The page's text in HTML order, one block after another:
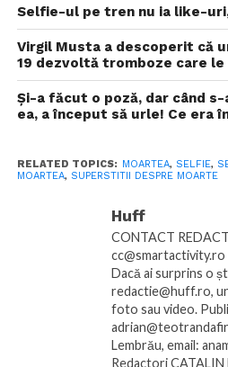
Selfie-ul pe tren nu ia like-uri,
Virgil Musta a descoperit că
19 dezvoltă tromboze care le
Și-a făcut o poză, dar când
ea, a început să urle! Ce era
RELATED TOPICS: MOARTEA, SELFIE,
MOARTEA, SUPERSTITII DESPRE MOARTE
Huff
CONTACT
Dacă ai surprins o
redactie@huff.ro,
foto sau video.
Lembrău, email:
Redactori CATALIN